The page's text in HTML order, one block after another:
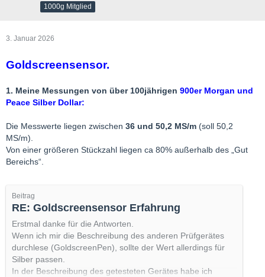
1000g Mitglied
3. Januar 2026
Goldscreensensor.
1. Meine Messungen von über 100jährigen 900er Morgan und
Peace Silber Dollar:
Die Messwerte liegen zwischen 36 und 50,2 MS/m (soll 50,2
MS/m).
Von einer größeren Stückzahl liegen ca 80% außerhalb des „Gut
Bereichs“.
Beitrag
RE: Goldscreensensor Erfahrung
Erstmal danke für die Antworten.
Wenn ich mir die Beschreibung des anderen Prüfgerätes
durchlese (GoldscreenPen), sollte der Wert allerdings für
Silber passen.
In der Beschreibung des getesteten Gerätes habe ich